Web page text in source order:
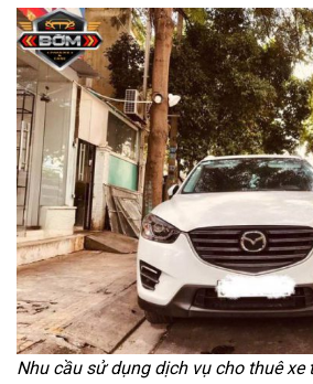
Nhu cầu sử dụng dịch vụ cho thuê xe